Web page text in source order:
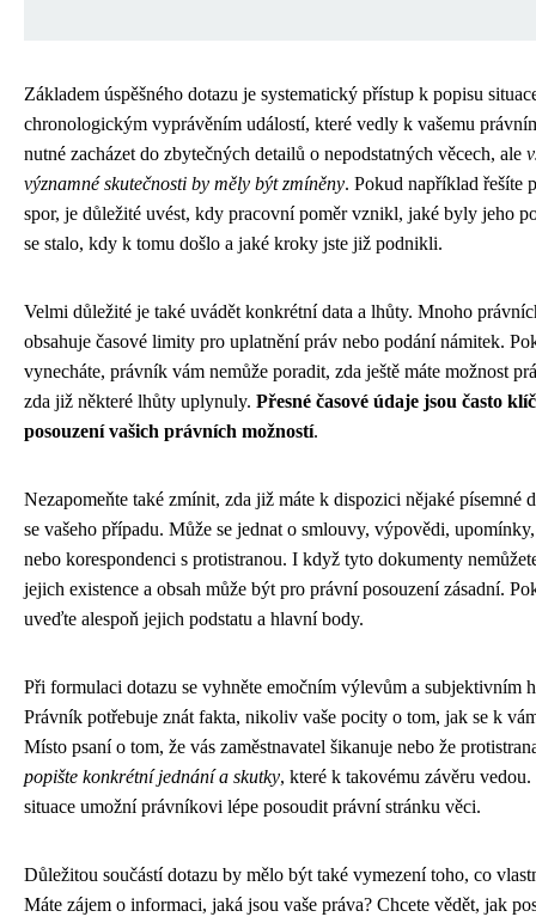
Základem úspěšného dotazu je systematický přístup k popisu
chronologickým vyprávěním událostí, které vedly k vašemu
nutné zacházet do zbytečných detailů o nepodstatných věcech, ale
významné skutečnosti by měly být zmíněny. Pokud například řešíte
spor, je důležité uvést, kdy pracovní poměr vznikl, jaké byly jeho
se stalo, kdy k tomu došlo a jaké kroky jste již podnikli.
Velmi důležité je také uvádět konkrétní data a lhůty. Mnoho
obsahuje časové limity pro uplatnění práv nebo podání námitek.
vynecháte, právník vám nemůže poradit, zda ještě máte možnost
zda již některé lhůty uplynuly. Přesné časové údaje jsou často
posouzení vašich právních možností.
Nezapomeňte také zmínit, zda již máte k dispozici nějaké písemné
se vašeho případu. Může se jednat o smlouvy, výpovědi,
nebo korespondenci s protistranou. I když tyto dokumenty
jejich existence a obsah může být pro právní posouzení zásadní.
uveďte alespoň jejich podstatu a hlavní body.
Při formulaci dotazu se vyhněte emočním výlevům a subjektivním
Právník potřebuje znát fakta, nikoliv vaše pocity o tom, jak se k
Místo psaní o tom, že vás zaměstnavatel šikanuje nebo že
popište konkrétní jednání a skutky, které k takovému závěru
situace umožní právníkovi lépe posoudit právní stránku věci.
Důležitou součástí dotazu by mělo být také vymezení toho, co
Máte zájem o informaci, jaká jsou vaše práva? Chcete vědět, jak